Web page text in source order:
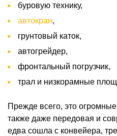
буровую технику,
автокран,
грунтовый каток,
автогрейдер,
фронтальный погрузчик,
трал и низкорамные
Прежде всего, это
также даже передовая и
едва сошла с конвейера,